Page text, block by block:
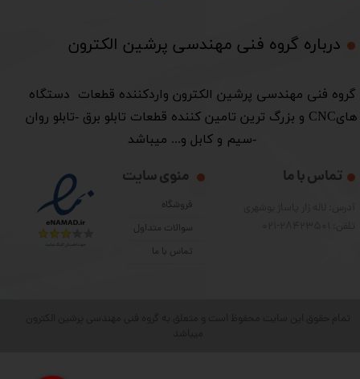
درباره گروه فنی مهندسی پرشین الکترون​​​​​​​
​گروه فنی مهندسی پرشین الکترون واردکننده قطعات دستگاه
هایCNC و بزرگ ترین تامین کننده قطعات تابلو برق -تابلو روان
-سیم و کابل و... میباشد
منوی سایت
فروشگاه
سوالات متداول
تماس با ما
تماس با ما